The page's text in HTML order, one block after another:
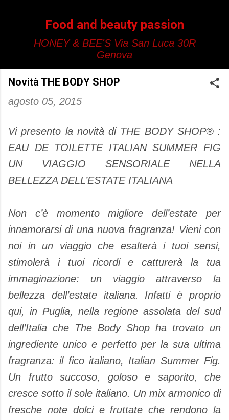
Food and beauty passion
HONEY & BEE'S Via San Luca 30R
Genova
Novità THE BODY SHOP
agosto 05, 2015
Vi presento la novità di THE BODY SHOP® :
EAU DE TOILETTE ITALIAN SUMMER FIG
UN VIAGGIO SENSORIALE NELLA
BELLEZZA DELL’ESTATE ITALIANA
Non c’è momento migliore dell’estate per
innamorarsi di una nuova fragranza! Vieni con
noi in un viaggio che esalterà i tuoi sensi,
stimolerà i tuoi ricordi e catturerà la tua
immaginazione: un viaggio attraverso la
bellezza dell’estate italiana. Infatti è proprio
qui, in Puglia, nella regione assolata del sud
dell’Italia che The Body Shop ha trovato un
ingrediente unico e perfetto per la sua ultima
fragranza: il fico italiano, Italian Summer Fig.
Un frutto succoso, goloso e saporito, che
cresce sotto il sole italiano. Un mix armonico di
fresche note dolci e fruttate che rendono la